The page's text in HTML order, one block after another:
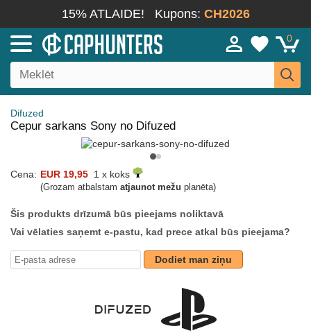
15% ATLAIDE! Kupons: CH2026
0
Difuzed
Cepur sarkans Sony no Difuzed
Cena: EUR 19,95 1 x koks
(Grozam atbalstam atjaunot mežu planēta)
Šis produkts drīzumā būs pieejams noliktavā
Vai vēlaties saņemt e-pastu, kad prece atkal būs pieejama?
Dodiet man ziņu